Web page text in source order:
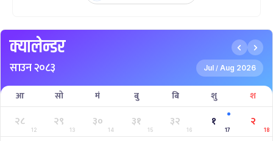
क्यालेन्डर
साउन २०८३ Jul / Aug 2026
आ सो मं बु बि शु श
२८
12
२९
13
३०
14
३१
15
३२
16
१
17
२
18